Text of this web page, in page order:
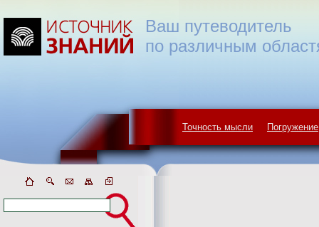
Точность мысли Погружение
Ваш путеводитель
по различным